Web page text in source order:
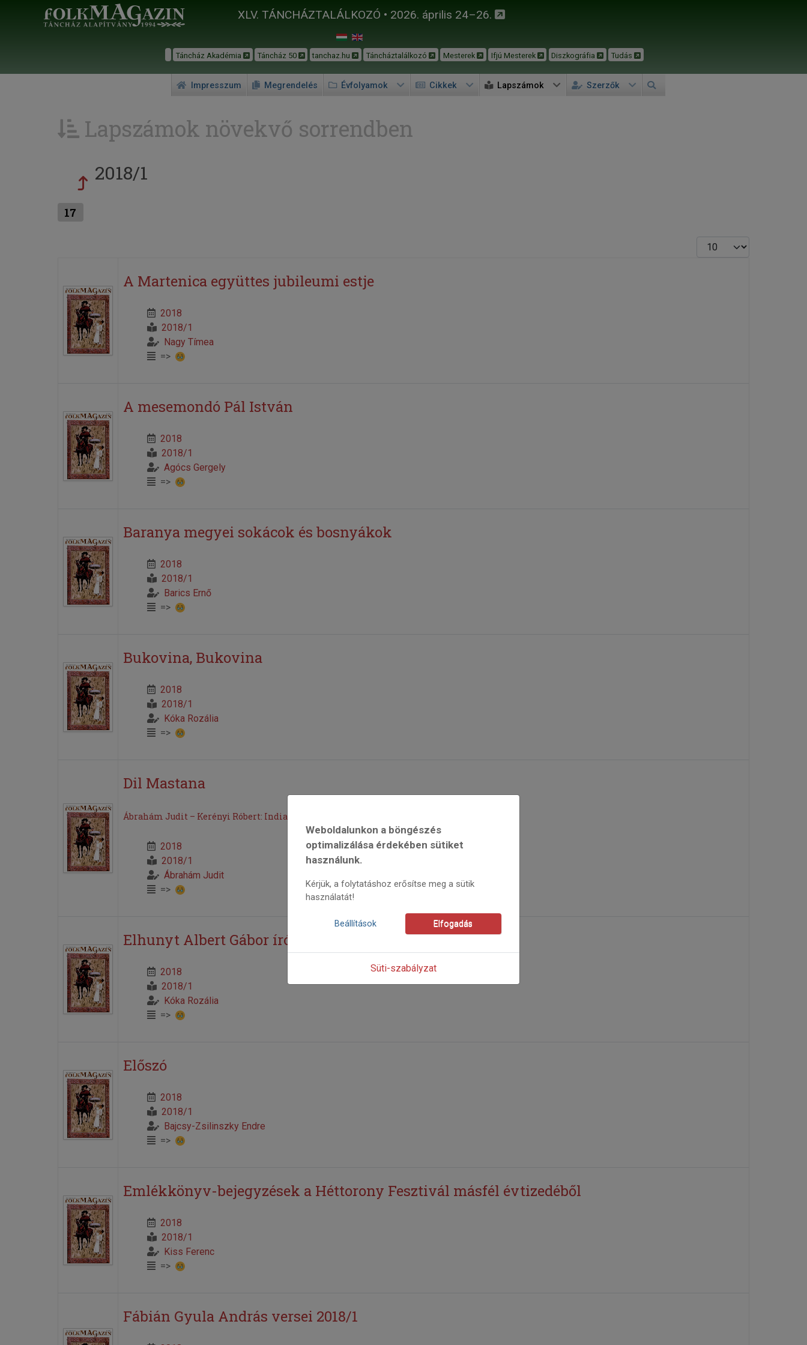
XLV. TÁNCHÁZTALÁLKOZÓ • 2026. április 24–26.
Táncház Akadémia Táncház 50 tanchaz.hu Táncháztalálkozó Mesterek Ifjú Mesterek Diszkográfia Tudás
Impresszum Megrendelés Évfolyamok Cikkek Lapszámok Szerzők
Lapszámok növekvő sorrendben
2018/1
17
Tételek #
A Martenica együttes jubileumi estje
2018
2018/1
Nagy Tímea
=>
A mesemondó Pál István
2018
2018/1
Agócs Gergely
=>
Baranya megyei sokácok és bosnyákok
2018
2018/1
Barics Ernő
=>
Bukovina, Bukovina
2018
2018/1
Kóka Rozália
=>
Dil Mastana
Ábrahám Judit – Kerényi Róbert: Indiai-magyar népzenei párhuzamok
2018
2018/1
Ábrahám Judit
=>
Elhunyt Albert Gábor író
2018
2018/1
Kóka Rozália
=>
Előszó
2018
2018/1
Bajcsy-Zsilinszky Endre
=>
Emlékkönyv-bejegyzések a Héttorony Fesztivál másfél évtizedéből
2018
2018/1
Kiss Ferenc
=>
Fábián Gyula András versei 2018/1
Weboldalunkon a böngészés
optimalizálása érdekében sütiket
használunk.
Kérjük, a folytatáshoz erősítse meg a sütik
használatát!
Beállítások Elfogadás
Süti-szabályzat